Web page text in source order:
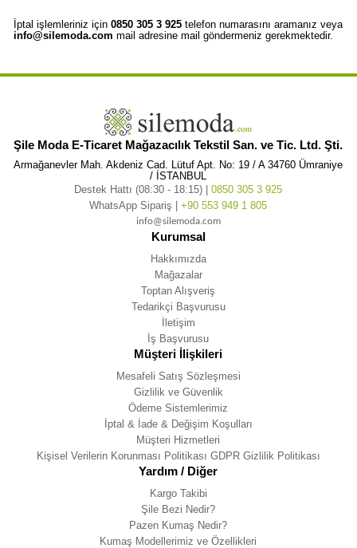
İptal işlemleriniz için 0850 305 3 925telefon numarasını aramanız veya
info@silemoda.com mail adresine mail göndermeniz gerekmektedir.
Şile Moda E-Ticaret Mağazacılık Tekstil San. ve Tic. Ltd. Şti.
Armağanevler Mah. Akdeniz Cad. Lütuf Apt. No: 19 / A 34760 Ümraniye
/ İSTANBUL
Destek Hattı (08:30 - 18:15) |0850 305 3 925
WhatsApp Sipariş |+90 553 949 1 805
info@silemoda.com
Kurumsal
Hakkımızda
Mağazalar
Toptan Alışveriş
Tedarikçi Başvurusu
İletişim
İş Başvurusu
Müşteri İlişkileri
Mesafeli Satış Sözleşmesi
Gizlilik ve Güvenlik
Ödeme Sistemlerimiz
İptal & İade & Değişim Koşulları
Müşteri Hizmetleri
Kişisel Verilerin Korunması Politikası GDPR Gizlilik Politikası
Yardım / Diğer
Kargo Takibi
Şile Bezi Nedir?
Pazen Kumaş Nedir?
Kumaş Modellerimiz ve Özellikleri